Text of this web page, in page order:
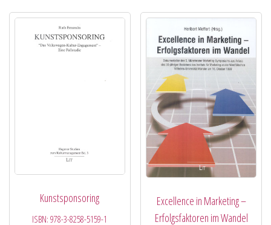
Kunstsponsoring
ISBN:978-3-8258-5159-1
Excellence in Marketing –
Erfolgsfaktoren im Wandel